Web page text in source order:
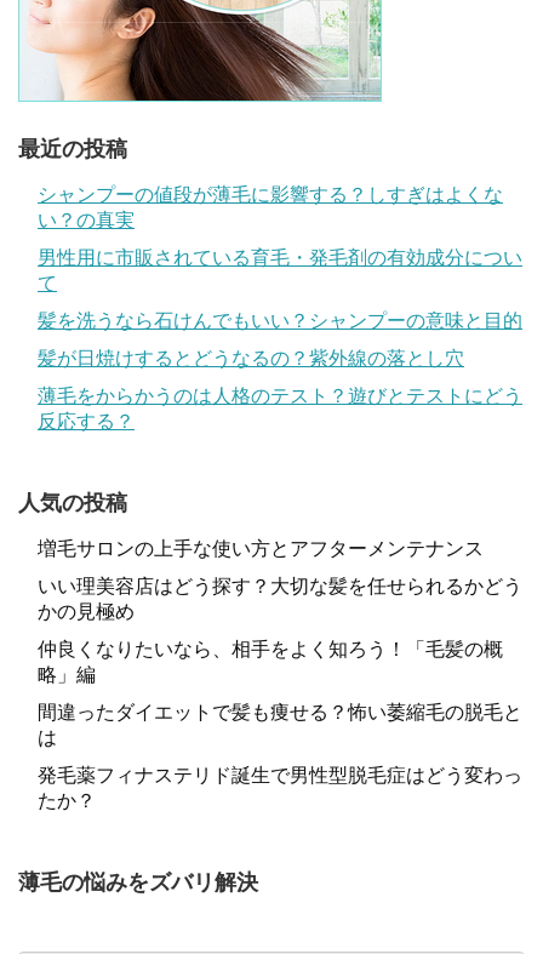
最近の投稿
シャンプーの値段が薄毛に影響する？しすぎはよくな
い？の真実
男性用に市販されている育毛・発毛剤の有効成分につい
て
髪を洗うなら石けんでもいい？シャンプーの意味と目的
髪が日焼けするとどうなるの？紫外線の落とし穴
薄毛をからかうのは人格のテスト？遊びとテストにどう
反応する？
人気の投稿
増毛サロンの上手な使い方とアフターメンテナンス
いい理美容店はどう探す？大切な髪を任せられるかどう
かの見極め
仲良くなりたいなら、相手をよく知ろう！「毛髪の概
略」編
間違ったダイエットで髪も痩せる？怖い萎縮毛の脱毛と
は
発毛薬フィナステリド誕生で男性型脱毛症はどう変わっ
たか？
薄毛の悩みをズバリ解決